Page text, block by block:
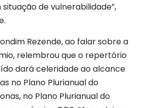
de vulnerabilidade”,
Rezende, ao falar sobre a
relembrou que o repertório
dará celeridade ao alcance
no Plano Plurianual do
no Plano Plurianual do